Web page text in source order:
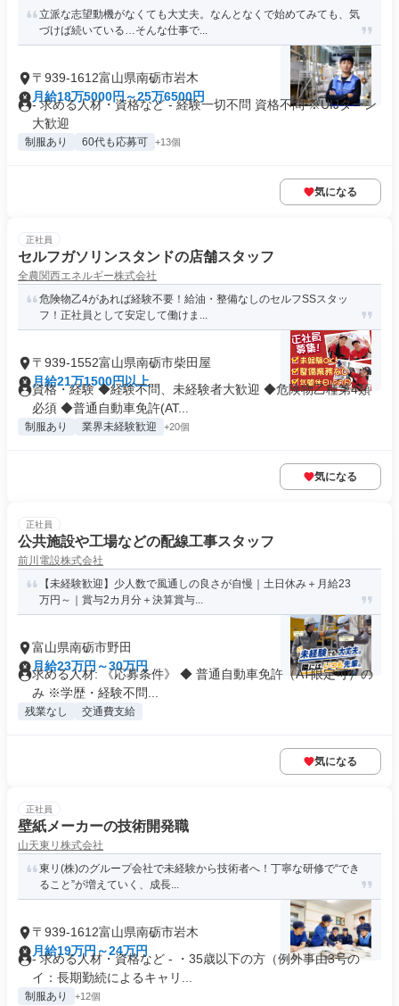
立派な志望動機がなくても大丈夫。なんとなくで始めてみても、気
づけば続いている…そんな仕事で...
〒939-1612富山県南砺市岩木
月給18万5000円～25万6500円
- 求める人材・資格など - 経験一切不問 資格不問 ※UIJターン
大歓迎
制服あり 60代も応募可 +13個
気になる
正社員
セルフガソリンスタンドの店舗スタッフ
全農関西エネルギー株式会社
危険物乙4があれば経験不要！給油・整備なしのセルフSSスタッ
フ！正社員として安定して働けま...
〒939-1552富山県南砺市柴田屋
月給21万1500円以上
資格・経験 ◆経験不問、未経験者大歓迎 ◆危険物乙種第4類
必須 ◆普通自動車免許(AT...
制服あり 業界未経験歓迎 +20個
気になる
正社員
公共施設や工場などの配線工事スタッフ
前川電設株式会社
【未経験歓迎】少人数で風通しの良さが自慢｜土日休み＋月給23
万円～｜賞与2カ月分＋決算賞与...
富山県南砺市野田
月給23万円～30万円
求める人材: 《応募条件》 ◆ 普通自動車免許（AT限定可）の
み ※学歴・経験不問...
残業なし 交通費支給
気になる
正社員
壁紙メーカーの技術開発職
山天東リ株式会社
東リ(株)のグループ会社で未経験から技術者へ！丁寧な研修で“でき
ること”が増えていく、成長...
〒939-1612富山県南砺市岩木
月給19万円～24万円
- 求める人材・資格など - ・35歳以下の方（例外事由3号の
イ：長期勤続によるキャリ...
制服あり +12個